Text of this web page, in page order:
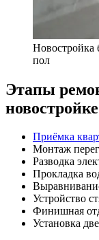
Новостройка
пол
Этапы
новостройке
Приёмка
Монтаж
Разводка
Прокладка
Устройство
Финишная
Установка